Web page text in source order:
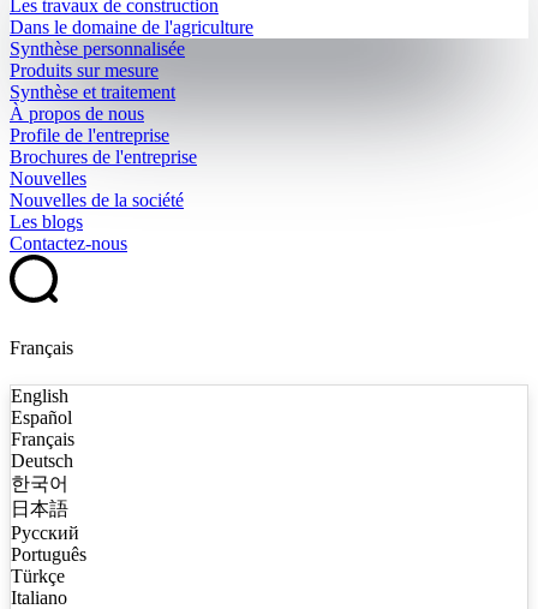
Les travaux de construction
Dans le domaine de l'agriculture
Synthèse personnalisée
Produits sur mesure
Synthèse et traitement
À propos de nous
Profile de l'entreprise
Brochures de l'entreprise
Nouvelles
Nouvelles de la société
Les blogs
Contactez-nous
Français
English
Español
Français
Deutsch
한국어
日本語
Русский
Português
Türkçe
Italiano